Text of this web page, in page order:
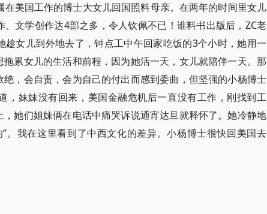
美国工作的博士大女儿回国照料母亲。在两年的时间里女儿
文学创作达4部之多，令人钦佩不已！谁料书出版后，ZC老
女儿到外地去了，钟点工中午回家吃饭的3个小时，她用一
累女儿的生活和前程，因为她活一天，女儿就陪伴一天。那
，会自责，会为自己的付出而感到委曲，但坚强的小杨博士
，妹妹没有回来，美国金融危机后一直没有工作，刚找到工
她们姐妹俩在电话中痛哭诉说通宵达旦就释怀了。她冷静地
。我在这里看到了中西文化的差异。小杨博士很快回美国去